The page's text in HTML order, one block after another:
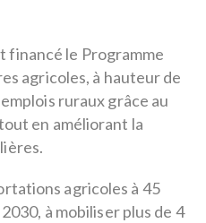
financé le Programme
agricoles, à hauteur de
ruraux grâce au
en améliorant la
agricoles à 45
à mobiliser plus de 4